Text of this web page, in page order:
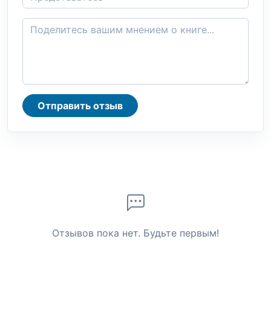
Отправить отзыв
Отзывов пока нет. Будьте первым!